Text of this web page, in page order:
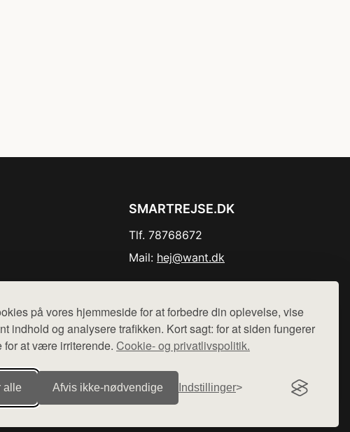
på vores hjemmeside for at forbedre din oplevelse, vise
indhold og analysere trafikken. Kort sagt: for at siden fungerer
for at være irriterende. Cookie- og privatlivspolitik.
alle Afvis ikke‑nødvendige Indstillinger
SMARTREJSE.DK
Tlf. 78768672
Mail: hej@want.dk
Der sælges ikke varer fra denne side - vi henviser til de shops,